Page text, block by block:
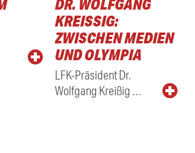
DR. WOLFGANG
KREISSIG: Z
WISCHEN MEDIEN U
ND OLYMPIA
LFK-Präsident Dr.
Wolfgang Kreißig …